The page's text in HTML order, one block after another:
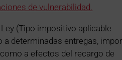
de vulnerabilidad.
(Tipo impositivo aplicable
determinadas entregas,
a efectos del recargo de